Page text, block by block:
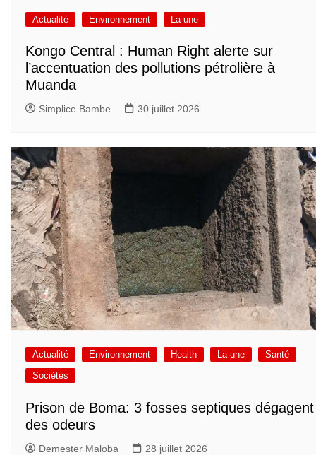
Actualité Environnement La une
Kongo Central : Human Right alerte sur
l’accentuation des pollutions pétrolière à
Muanda
Simplice Bambe 30 juillet 2026
Actualité Environnement Health La une
Santé
Sociétés
Prison de Boma: 3 fosses septiques dégagent
des odeurs
Demester Maloba 28 juillet 2026